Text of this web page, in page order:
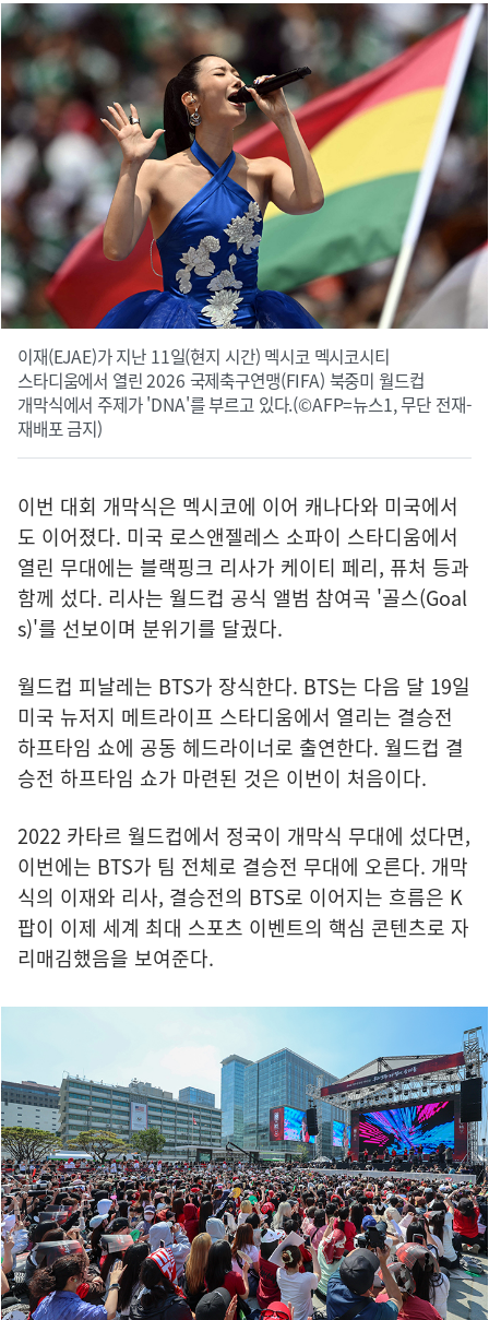
이재(EJAE)가 지난 11일(현지 시간) 멕시코 멕시코시티
스타디움에서 열린 2026 국제축구연맹(FIFA) 북중미 월드컵
개막식에서 주제가 'DNA'를 부르고 있다.(©AFP=뉴스1, 무단 전재-
재배포 금지)
이번 대회 개막식은 멕시코에 이어 캐나다와 미국에서
도 이어졌다. 미국 로스앤젤레스 소파이 스타디움에서
열린 무대에는 블랙핑크 리사가 케이티 페리, 퓨처 등과
함께 섰다. 리사는 월드컵 공식 앨범 참여곡 '골스(Goal
s)'를 선보이며 분위기를 달궜다.
월드컵 피날레는 BTS가 장식한다. BTS는 다음 달 19일
미국 뉴저지 메트라이프 스타디움에서 열리는 결승전
하프타임 쇼에 공동 헤드라이너로 출연한다. 월드컵 결
승전 하프타임 쇼가 마련된 것은 이번이 처음이다.
2022 카타르 월드컵에서 정국이 개막식 무대에 섰다면,
이번에는 BTS가 팀 전체로 결승전 무대에 오른다. 개막
식의 이재와 리사, 결승전의 BTS로 이어지는 흐름은 K
팝이 이제 세계 최대 스포츠 이벤트의 핵심 콘텐츠로 자
리매김했음을 보여준다.